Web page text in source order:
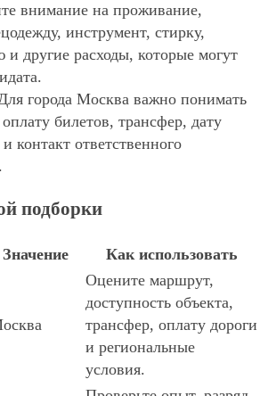
внимание на проживание,
инструмент, стирку,
и другие расходы, которые могут
города Москва важно понимать
билетов, трансфер, дату
контакт ответственного
подборки
Значение Как использовать
Оцените маршрут,
доступность объекта,
трансфер, оплату дороги
и региональные
условия.